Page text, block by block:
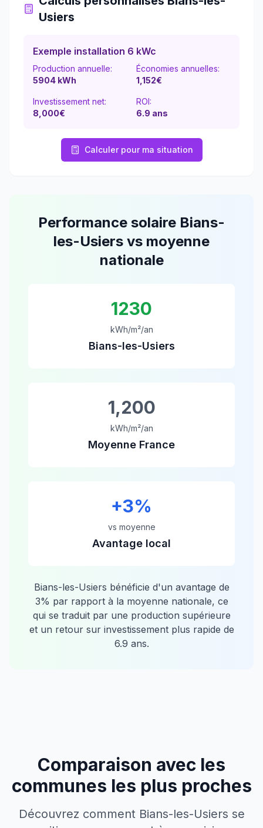
Usiers
Exemple installation 6 kWc
Production annuelle:
5904 kWh
Économies annuelles:
1,152€
Investissement net:
8,000€
ROI:
6.9 ans
Calculer pour ma situation
Performance solaire Bians-
les-Usiers vs moyenne
nationale
1230
kWh/m²/an
Bians-les-Usiers
1,200
kWh/m²/an
Moyenne France
+3%
vs moyenne
Avantage local
Bians-les-Usiers bénéficie d'un avantage de
3% par rapport à la moyenne nationale, ce
qui se traduit par une production supérieure
et un retour sur investissement plus rapide de
6.9 ans.
Comparaison avec les
communes les plus proches
Découvrez comment Bians-les-Usiers se